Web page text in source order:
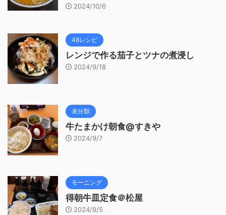
2024/10/6
48レシピ
レンジで作る茄子とツナの煮浸し
2024/9/18
未分類
牛たまかけ朝食@すきや
2024/9/7
モーニング
得朝牛皿定食＠松屋
2024/9/5